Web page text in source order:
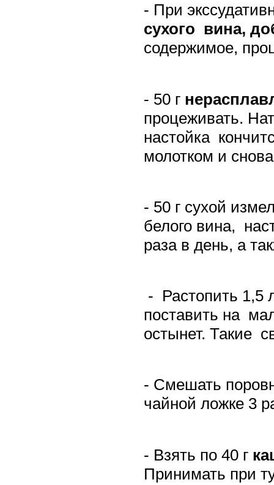
- При
сухого вина,
содержимое,
- 50 г
процеживать.
настойка
молотком и
- 50 г сухой
белого вина,
раза в день, а
- Растопить 1,5
поставить на
остынет. Такие
- Смешать
чайной ложке 3
- Взять по 40 г
Принимать при